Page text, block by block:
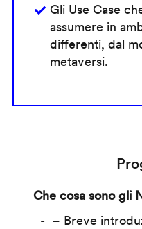
Gli Use Case
assumere in
differenti, dal
metaversi.
Che cosa sono gli
– Breve